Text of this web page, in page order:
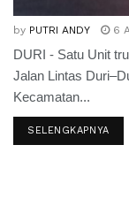
by PUTRI ANDY 6
DURI - Satu Unit
Jalan Lintas
Kecamatan...
SELENGKAPNYA